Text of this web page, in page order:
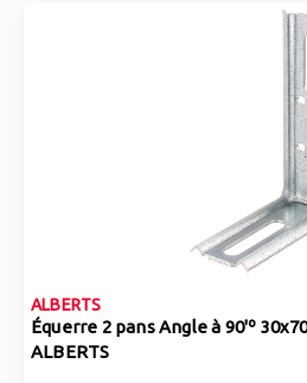
ALBERTS
Équerre 2 pans Angle à 90'º
ALBERTS